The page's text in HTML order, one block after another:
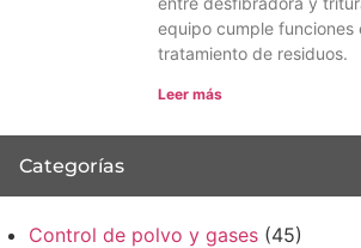
equipo cumple funciones
tratamiento de residuos.
Leer más
Categorías
Control de polvo y gases (45)